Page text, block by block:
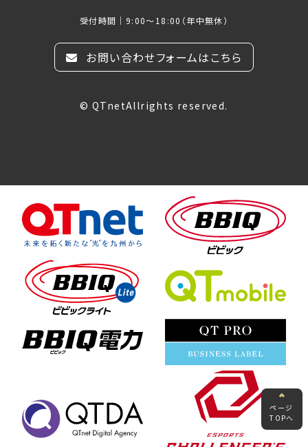
受付時間｜9:00～18:00（年中無休）
お問い合わせフォームはこちら
© QTnetAllrights reserved.
ページ
TOPへ